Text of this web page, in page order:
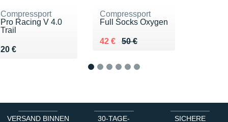
Compressport
Pro Racing V 4.0
Trail
20 €
Vendu 20 €
Compressport
Full Socks Oxygen
50 €
Au lieu de 50 €
42 €
Vendu 42 €
VERSAND BINNEN 30-TAGE- SICHERE